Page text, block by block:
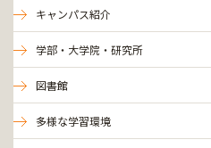
キャンパス紹介
学部・大学院・研究所
図書館
多様な学習環境